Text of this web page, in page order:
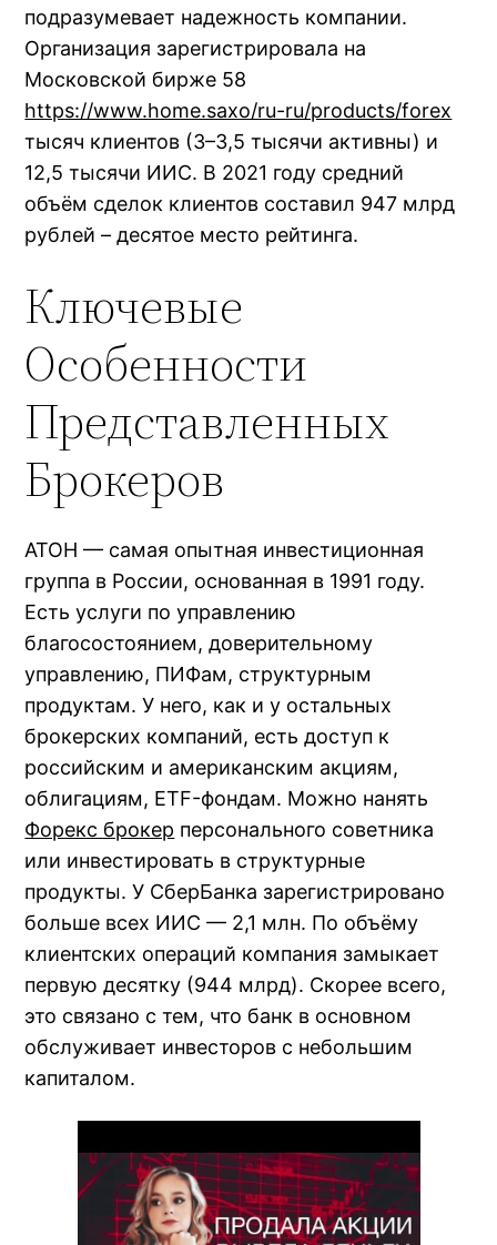
подразумевает надежность компании.
Организация зарегистрировала на
Московской бирже 58
https://www.home.saxo/ru-ru/products/forex
тысяч клиентов (3–3,5 тысячи активны) и
12,5 тысячи ИИС. В 2021 году средний
объём сделок клиентов составил 947 млрд
рублей – десятое место рейтинга.
Ключевые
Особенности
Представленных
Брокеров
АТОН — самая опытная инвестиционная
группа в России, основанная в 1991 году.
Есть услуги по управлению
благосостоянием, доверительному
управлению, ПИФам, структурным
продуктам. У него, как и у остальных
брокерских компаний, есть доступ к
российским и американским акциям,
облигациям, ETF-фондам. Можно нанять
Форекс брокер персонального советника
или инвестировать в структурные
продукты. У СберБанка зарегистрировано
больше всех ИИС — 2,1 млн. По объёму
клиентских операций компания замыкает
первую десятку (944 млрд). Скорее всего,
это связано с тем, что банк в основном
обслуживает инвесторов с небольшим
капиталом.